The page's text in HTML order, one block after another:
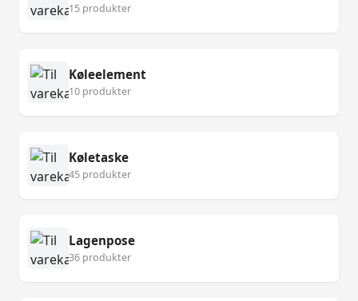
15 produkter
Køleelement
10 produkter
Køletaske
45 produkter
Lagenpose
36 produkter